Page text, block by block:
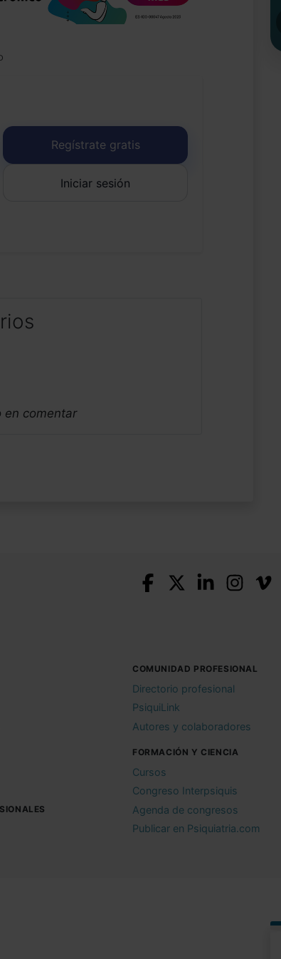
Regístrate gratis
Iniciar sesión
en comentar
COMUNIDAD PROFESIONAL
Directorio profesional
PsiquiLink
Autores y colaboradores
FORMACIÓN Y CIENCIA
Cursos
Congreso Interpsiquis
Agenda de congresos
Publicar en Psiquiatria.com